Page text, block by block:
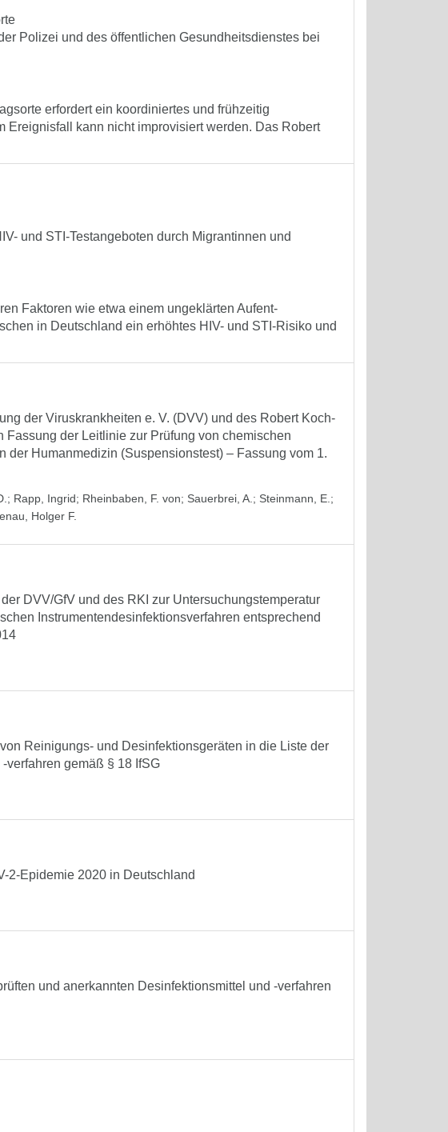
Polizei und des öffentlichen Gesundheitsdienstes bei
erfordert ein koordiniertes und frühzeitig
Ereignisfall kann nicht improvisiert werden. Das Robert
und STI-Testangeboten durch Migrantinnen und
Faktoren wie etwa einem ungeklärten Aufent-
in Deutschland ein erhöhtes HIV- und STI-Risiko und
der Viruskrankheiten e. V. (DVV) und des Robert Koch-
Fassung der Leitlinie zur Prüfung von chemischen
der Humanmedizin (Suspensionstest) – Fassung vom 1.
; Rapp, Ingrid; Rheinbaben, F. von; Sauerbrei, A. ; Steinmann, E. ;
Holger F.
DVV/GfV und des RKI zur Untersuchungstemperatur
Instrumentendesinfektionsverfahren entsprechend
Reinigungs- und Desinfektionsgeräten in die Liste der
verfahren gemäß § 18 IfSG
2-Epidemie 2020 in Deutschland
und anerkannten Desinfektionsmittel und -verfahren